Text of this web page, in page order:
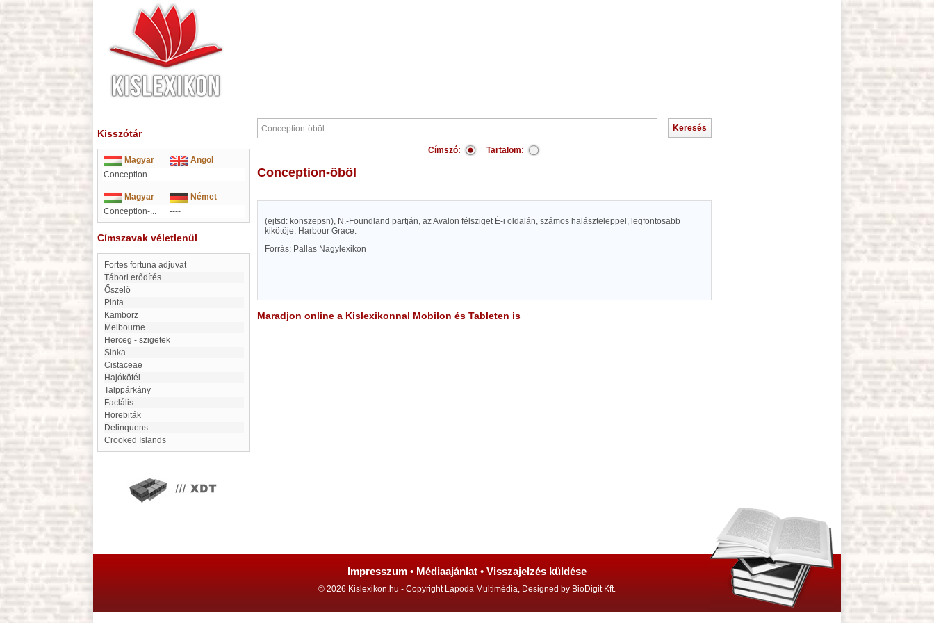
Kisszótár
Magyar
Angol
Conception-...
----
Magyar
Német
Conception-...
----
Címszavak véletlenül
Fortes fortuna adjuvat
Tábori erődítés
Őszelő
Pinta
Kamborz
Melbourne
Herceg - szigetek
Sinka
Cistaceae
Hajókötél
Talppárkány
faclális
Horebiták
Delinquens
Crooked Islands
Címszó: Tartalom:
Conception-öböl
(ejtsd: konszepsn), N.-Foundland partján, az Avalon félsziget É-i oldalán, számos halászteleppel, legfontosabb
kikötője: Harbour Grace.
Forrás: Pallas Nagylexikon
Maradjon online a Kislexikonnal Mobilon és Tableten is
Impresszum • Médiaajánlat • Visszajelzés küldése
© 2026 Kislexikon.hu - Copyright Lapoda Multimédia, Designed by BioDigit Kft.